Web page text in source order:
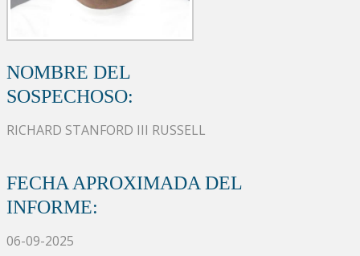
NOMBRE DEL
SOSPECHOSO:
RICHARD STANFORD III RUSSELL
FECHA APROXIMADA DEL
INFORME:
06-09-2025